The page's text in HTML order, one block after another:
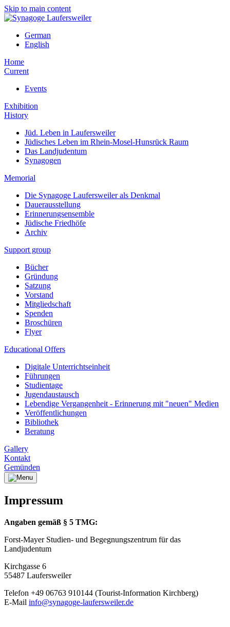
Skip to main content
German
English
Home
Current
Events
Exhibition
History
Jüd. Leben in Laufersweiler
Jüdisches Leben im Rhein-Mosel-Hunsrück Raum
Das Landjudentum
Synagogen
Memorial
Die Synagoge Laufersweiler als Denkmal
Dauerausstellung
Erinnerungsensemble
Jüdische Friedhöfe
Archiv
Support group
Bücher
Gründung
Satzung
Vorstand
Mitgliedschaft
Spenden
Broschüren
Flyer
Educational Offers
Digitale Unterrichtseinheit
Führungen
Studientage
Jugendaustausch
Lebendige Vergangenheit - Erinnerung mit "neuen" Medien
Veröffentlichungen
Bibliothek
Beratung
Gallery
Kontakt
Gemünden
Impressum
Angaben gemäß § 5 TMG:
Forst-Mayer Studien- und Begegnungszentrum für das
Landjudentum
Kirchgasse 6
55487 Laufersweiler
Telefon +49 06763 910144 (Tourist-Information Kirchberg)
E-Mail info@synagoge-laufersweiler.de